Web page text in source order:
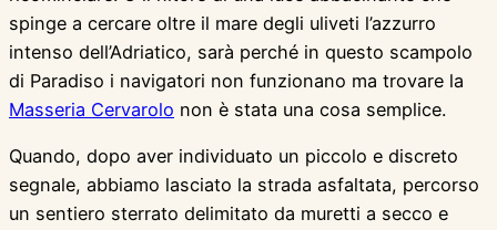
spinge a cercare oltre il mare degli uliveti l’azzurro
intenso dell’Adriatico, sarà perché in questo scampolo
di Paradiso i navigatori non funzionano ma trovare la
Masseria Cervarolo non è stata una cosa semplice.
Quando, dopo aver individuato un piccolo e discreto
segnale, abbiamo lasciato la strada asfaltata, percorso
un sentiero sterrato delimitato da muretti a secco e